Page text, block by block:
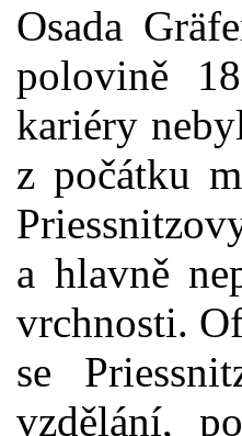
Osada
polovině
kariéry
z počátku
a hlavně
vrchnosti.
se
vzdělání,